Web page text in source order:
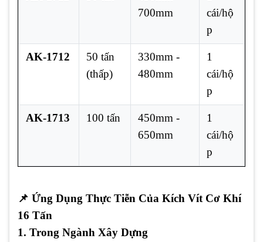
700mm
cái/hộ
p
AK-1712
50 tấn
(thấp)
330mm -
480mm
1
cái/hộ
p
AK-1713 100 tấn
450mm -
650mm
1
cái/hộ
p
📌 Ứng Dụng Thực Tiễn Của Kích Vít Cơ Khí
16 Tấn
1. Trong Ngành Xây Dựng